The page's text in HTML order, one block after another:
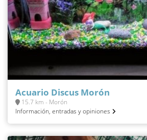
Acuario Discus Morón
15.7 km - Morón
Información, entradas y opiniones